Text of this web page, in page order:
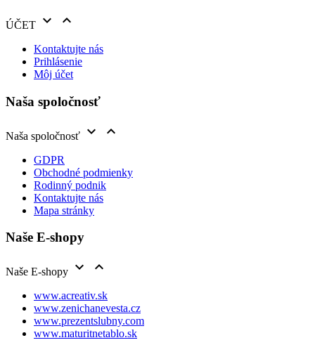
ÚČET  
Kontaktujte nás
Prihlásenie
Môj účet
Naša spoločnosť
Naša spoločnosť  
GDPR
Obchodné podmienky
Rodinný podnik
Kontaktujte nás
Mapa stránky
Naše E-shopy
Naše E-shopy  
www.acreativ.sk
www.zenichanevesta.cz
www.prezentslubny.com
www.maturitnetablo.sk